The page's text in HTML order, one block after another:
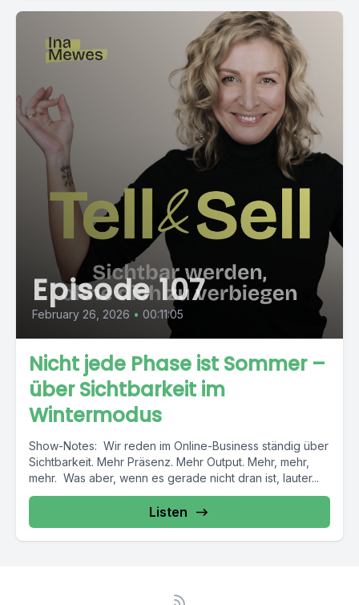
Episode 107
February 26, 2026 • 00:11:05
Nicht jede Phase ist Sommer –
über Sichtbarkeit im
Wintermodus
Show-Notes: Wir reden im Online-Business ständig über
Sichtbarkeit. Mehr Präsenz. Mehr Output. Mehr, mehr,
mehr. Was aber, wenn es gerade nicht dran ist, lauter...
Listen